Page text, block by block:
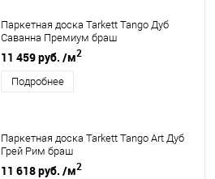
Паркетная доска Tarkett Tango Дуб
Саванна Премиум браш
11 459 руб. /м2
Подробнее
Паркетная доска Tarkett Tango Art Дуб
Грей Рим браш
11 618 руб. /м2